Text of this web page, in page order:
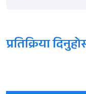
प्रतिक्रिया